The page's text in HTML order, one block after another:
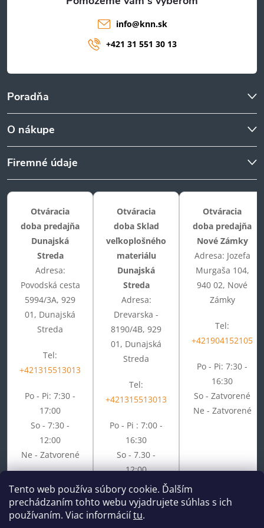
Tento web používa súbory cookie. Ďalším
prechádzaním tohto webu vyjadrujete súhlas s ich
používaním. Viac informáciítu.
Poradňa
O nákupe
Firemné údaje
info@knn.sk
+421 31 551 30 13
Otváracia
doba predajňa
Dunajská
Streda
Adresa:
Povodská cesta
5994/3A, 929
01, Dunajská
Streda
Tel:
+421315513013
Po - Pi: 7:30 -
17:00
So - 7:30 -
12:00
Ne - Zatvorené
Otváracia
doba Sklad
veľkoplošného
materiálu
Dunajská
Streda
Adresa:
Drevarska -
8190/4B, 929
01, Dunajská
Streda
Tel:
+421315513013
Po - Pi : 7:00 -
16:30
So - 7.30 -
12:00
Ne - Zatvorené
Otváracia
doba predajňa
Nové Zámky
Adresa: Jozefa
Murgaša 104,
940 02, Nové
Zámky
Tel:
+421904152105
Po - Pi: 7:30 -
16:30
So - Zatvorené
Ne - Zatvorené